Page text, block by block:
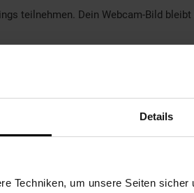
Details
Techniken, um unsere Seiten
teilnehmen. Dein Webcam-Bild
Bereich des Touchpads hast
Außerdem kannst du
Thunderbolt 4-Anschlüsse für
Mal schneller unterwegs als mit Wi-
möglich dank niedriger Latenz und